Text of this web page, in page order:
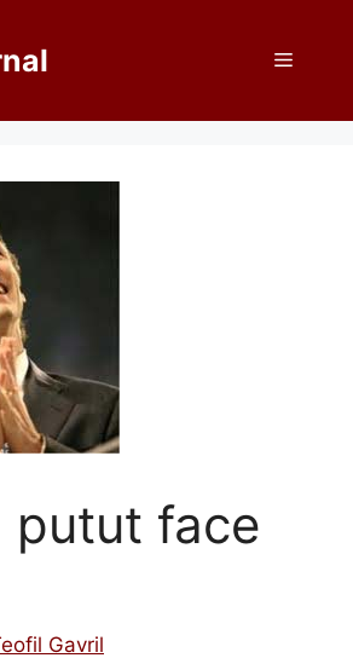
Meniu
putut face
Gavril